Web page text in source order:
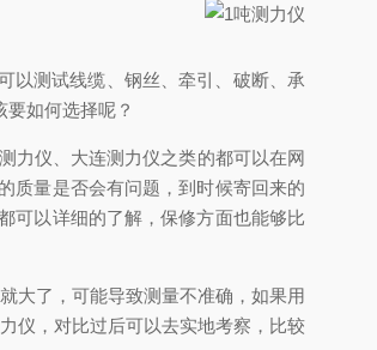
以测试线缆、钢丝、牵引、破断、承
如何选择呢？
力仪、大连测力仪之类的都可以在网
质量是否会有问题，到时候寄回来的
可以详细的了解，保修方面也能够比
大了，可能导致测量不准确，如果用
仪，对比过后可以去实地考察，比较